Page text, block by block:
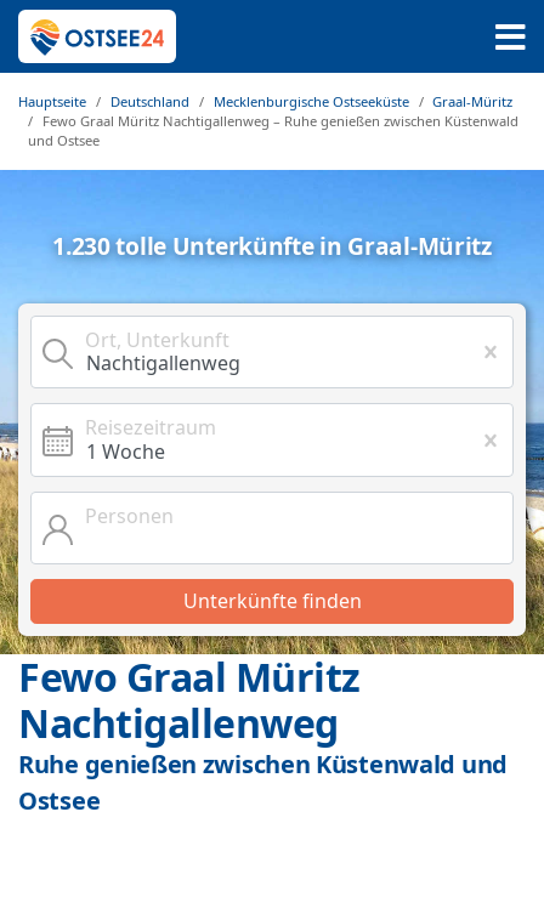
Hauptseite Deutschland Mecklenburgische Ostseeküste
Graal-Müritz
Fewo Graal Müritz Nachtigallenweg – Ruhe genießen zwischen Küstenwald
und Ostsee
1.230 tolle Unterkünfte in Graal-Müritz
Ort, Unterkunft
Reisezeitraum
Personen
Unterkünfte finden
Fewo Graal Müritz
Nachtigallenweg
Ruhe genießen zwischen Küstenwald und
Ostsee